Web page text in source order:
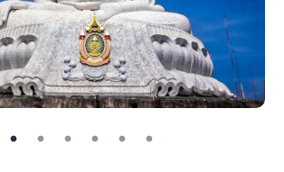
Google</p>
к живописному месту номер один
площадке мыса Промтхеп.
закатами в обрамлении
и сахарных пальм.
предлагают на продажу